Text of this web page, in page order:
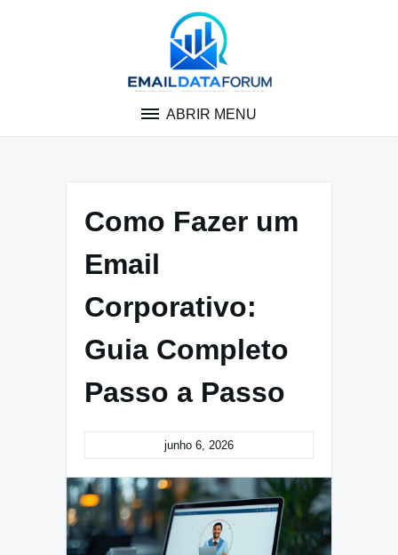
ABRIR MENU
Como Fazer um
Email
Corporativo:
Guia Completo
Passo a Passo
junho 6, 2026